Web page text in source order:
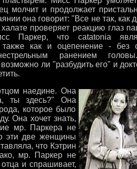
молчит и продолжает
она говорит: "Все не так, как
проверяет реакцию глаз
Паркер, что catatonia
как и оцепенение - без
ранением
ли "разбудить его" и
наедине. Она
ты здесь?" Она
которое было
Она хочет знать,
мр. Паркера не
эти две женщины
что Кэтрин
мр. Паркер не
и спрашивает,